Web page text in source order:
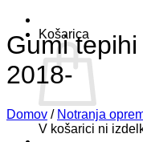
Košarica
V košarici ni
Gumi
2018-
Domov / Notranja